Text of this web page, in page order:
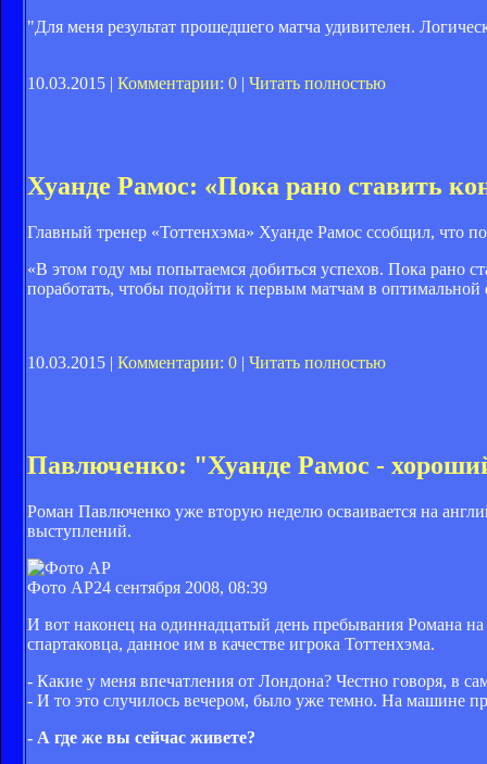
"Для меня результат прошедшего матча удивителен.
10.03.2015 | Комментарии: 0 Читать полностью
Хуанде Рамос: «Пока рано ставить
Главный тренер «Тоттенхэма» Хуанде Рамос ссобщил, что
«В этом году мы попытаемся добиться успехов. Пока рано
поработать, чтобы подойти к первым матчам в
10.03.2015 | Комментарии: 0 | Читать полностью
Павлюченко: "Хуанде Рамос -
Роман Павлюченко уже вторую неделю осваивается на
выступлений.
Фото AP24 сентября 2008, 08:39
И вот наконец на одиннадцатый день пребывания Романа
спартаковца, данное им в качестве игрока Тоттенхэма.
- Какие у меня впечатления от Лондона? Честно говоря, в
- И то это случилось вечером, было уже темно. На машине
- А где же вы сейчас живете?